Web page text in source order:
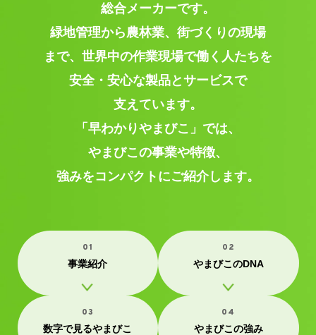
総合メーカーです。
緑地管理から農林業、街づくりの現場
まで、世界中の作業現場で働く人たちを
安全・安心な製品とサービスで
支えています。
「早わかりやまびこ」では、
やまびこの事業や特徴、
強みをコンパクトにご紹介します。
01
事業紹介
02
やまびこのDNA
03
数字で見るやまびこ
04
やまびこの強み